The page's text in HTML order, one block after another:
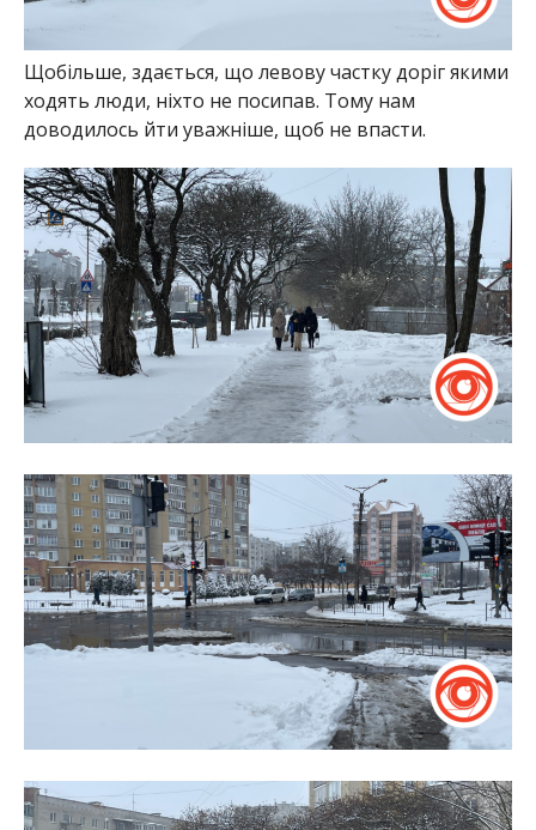
Щобільше, здається, що левову частку доріг якими
ходять люди, ніхто не посипав. Тому нам
доводилось йти уважніше, щоб не впасти.